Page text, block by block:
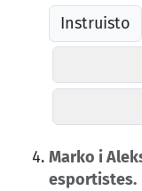
Instruisto
Marko i
esportistes.